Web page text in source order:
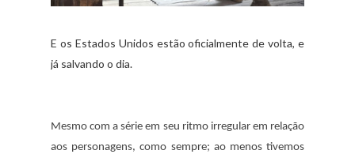
E os Estados Unidos estão oficialmente de volta, e
já salvando o dia.
Mesmo com a série em seu ritmo irregular em relação
aos personagens, como sempre; ao menos tivemos